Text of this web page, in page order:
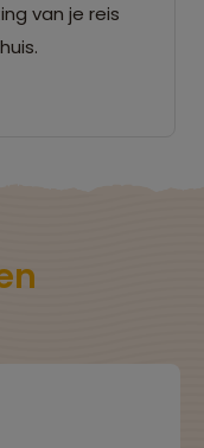
van je reis